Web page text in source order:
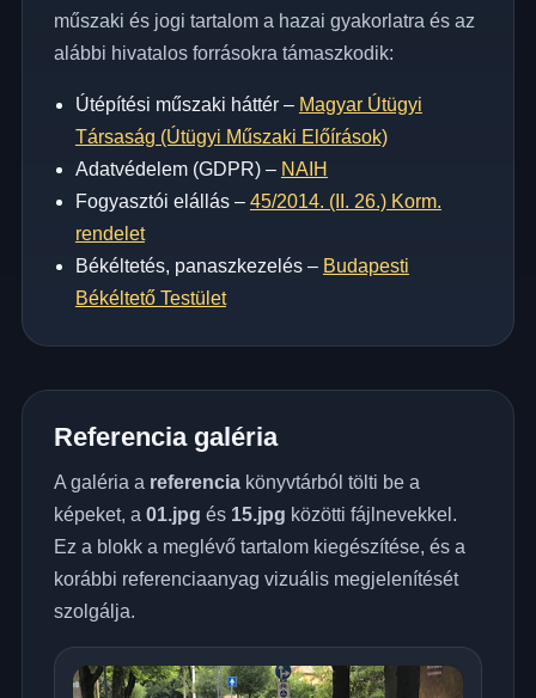
műszaki és jogi tartalom a hazai gyakorlatra és az
alábbi hivatalos forrásokra támaszkodik:
Útépítési műszaki háttér – Magyar Útügyi
Társaság (Útügyi Műszaki Előírások)
Adatvédelem (GDPR) – NAIH
Fogyasztói elállás – 45/2014. (II. 26.) Korm.
rendelet
Békéltetés, panaszkezelés – Budapesti
Békéltető Testület
Referencia galéria
A galéria a referenciakönyvtárból tölti be a
képeket, a 01.jpg és 15.jpg közötti fájlnevekkel.
Ez a blokk a meglévő tartalom kiegészítése, és a
korábbi referenciaanyag vizuális megjelenítését
szolgálja.